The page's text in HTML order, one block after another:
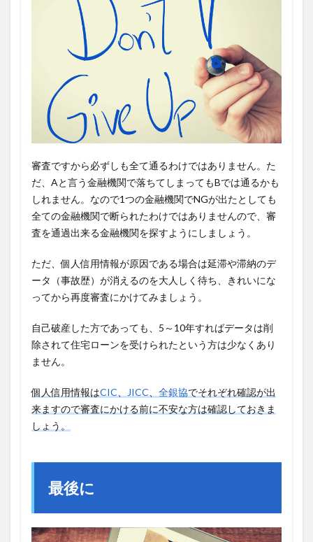
審査ですから必ずしも全て通るわけではありません。た
だ、Aと言う金融機関で落ちてしまってもBでは通るかも
しれません。なので1つの金融機関でNGが出たとしても
全ての金融機関で断られたわけではありませんので、審
査を通過出来る金融機関を探すようにしましょう。
ただ、個人信用情報が原因である場合は延滞や滞納のデ
ータ（事故歴）が消えるのを大人しく待ち、きれいにな
ってから再度審査にかけてみましょう。
自己破産した方であっても、5～10年すればデータは削
除されて住宅ローンを受けられたという方は少なくあり
ません。
個人信用情報はCIC JICC 全銀協でそれぞれ確認が出
来ますので審査にかける前に不安な方は確認しておきま
しょう。
最後に